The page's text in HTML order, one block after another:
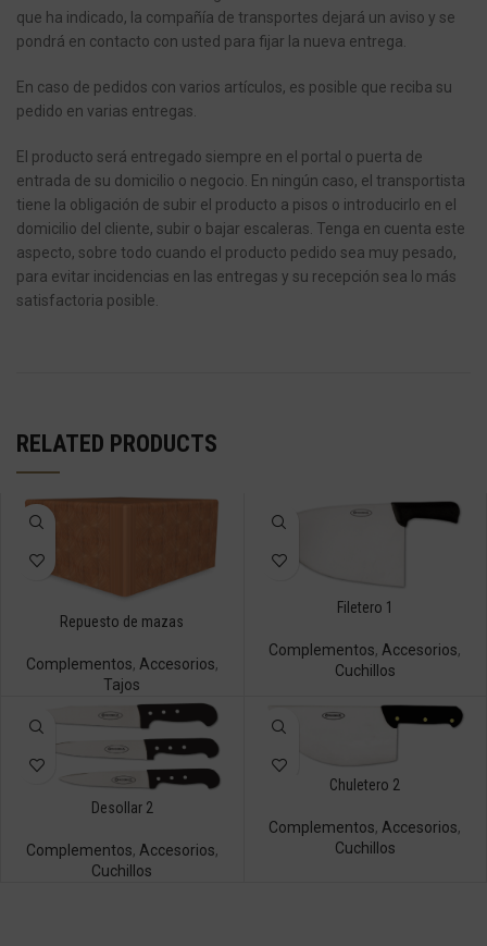
que ha indicado, la compañía de transportes dejará un aviso y se
pondrá en contacto con usted para fijar la nueva entrega.
En caso de pedidos con varios artículos, es posible que reciba su
pedido en varias entregas.
El producto será entregado siempre en el portal o puerta de
entrada de su domicilio o negocio. En ningún caso, el transportista
tiene la obligación de subir el producto a pisos o introducirlo en el
domicilio del cliente, subir o bajar escaleras. Tenga en cuenta este
aspecto, sobre todo cuando el producto pedido sea muy pesado,
para evitar incidencias en las entregas y su recepción sea lo más
satisfactoria posible.
RELATED PRODUCTS
Repuesto de mazas
Complementos, Accesorios,
Tajos
Filetero 1
Complementos, Accesorios,
Cuchillos
Desollar 2
Complementos, Accesorios,
Cuchillos
Chuletero 2
Complementos, Accesorios,
Cuchillos